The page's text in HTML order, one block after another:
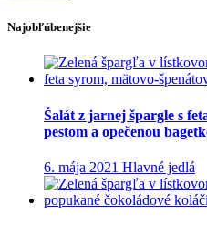
Najobľúbenejšie
Šalát z jarnej špargle s
pestom a opečenou
6. mája 2021 Hlavné jedlá